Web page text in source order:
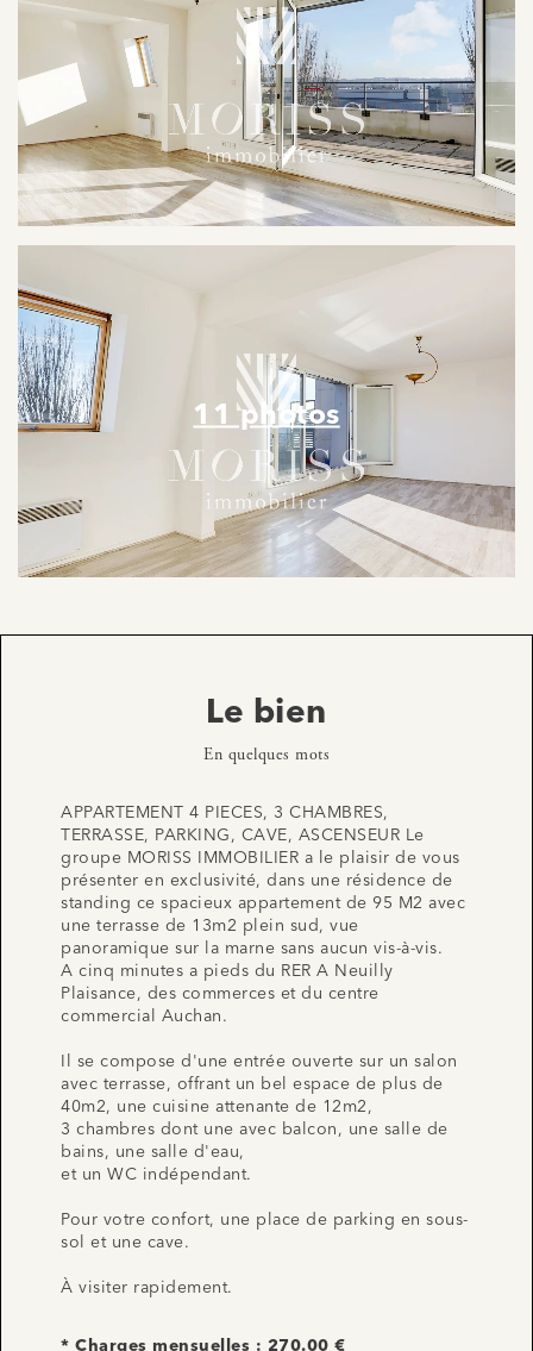
11 photos
Le bien
En quelques mots
APPARTEMENT 4 PIECES, 3 CHAMBRES,
TERRASSE, PARKING, CAVE, ASCENSEUR Le
groupe MORISS IMMOBILIER a le plaisir de vous
présenter en exclusivité, dans une résidence de
standing ce spacieux appartement de 95 M2 avec
une terrasse de 13m2 plein sud, vue
panoramique sur la marne sans aucun vis-à-vis.
A cinq minutes a pieds du RER A Neuilly
Plaisance, des commerces et du centre
commercial Auchan.
Il se compose d'une entrée ouverte sur un salon
avec terrasse, offrant un bel espace de plus de
40m2, une cuisine attenante de 12m2,
3 chambres dont une avec balcon, une salle de
bains, une salle d'eau,
et un WC indépendant.
Pour votre confort, une place de parking en sous-
sol et une cave.
À visiter rapidement.
* Charges mensuelles : 270.00 €